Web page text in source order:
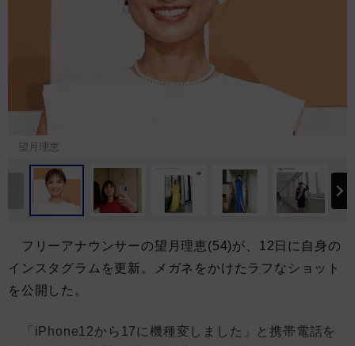
望月理恵
フリーアナウンサーの望月理恵(54)が、12日に自身の
インスタグラムを更新。メガネをかけたラフなショット
を公開した。
「iPhone12から17に機種変しました」と携帯電話を